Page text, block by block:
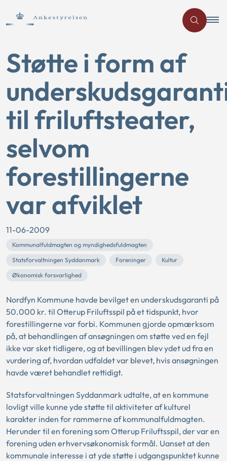
Støtte i form af
til friluftsteater,
selvom
forestillingerne
var afviklet
11-06-2009
Kommunalfuldmagten og myndighedsfuldmagten
Statsforvaltningen Syddanmark
Foreninger
Kultur
Økonomisk forsvarlighed
Nordfyn Kommune havde bevilget en underskudsgaranti på
50.000 kr. til Otterup Friluftsspil på et tidspunkt, hvor
forestillingerne var forbi. Kommunen gjorde opmærksom
på, at behandlingen af ansøgningen om støtte ved en fejl
ikke var sket tidligere, og at bevillingen blev ydet ud fra en
vurdering af, hvordan udfaldet var blevet, hvis ansøgningen
havde været behandlet rettidigt.
Statsforvaltningen Syddanmark udtalte, at en kommune
lovligt ville kunne yde støtte til aktiviteter af kulturel
karakter inden for rammerne af kommunalfuldmagten.
Herunder til en forening som Otterup Friluftsspil, der var en
forening uden erhvervsøkonomisk formål. Uanset at den
kommunale interesse i at yde støtte i udgangspunktet kunne